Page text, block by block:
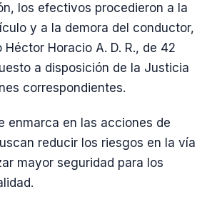
los efectivos procedieron a la
y a la demora del conductor,
Horacio A. D. R., de 42
a disposición de la Justicia
correspondientes.
enmarca en las acciones de
reducir los riesgos en la vía
mayor seguridad para los